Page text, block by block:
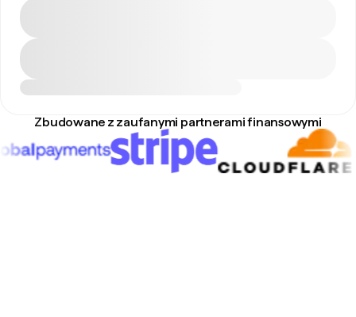
Zbudowane z zaufanymi partnerami finansowymi